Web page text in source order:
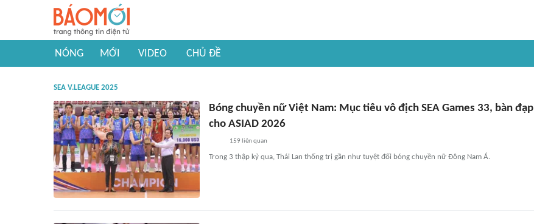
NÓNG MỚI VIDEO CHỦ ĐỀ
SEA V.LEAGUE 2025
Bóng chuyền nữ Việt Nam: Mục tiêu vô địch SEA Games 33, bàn đạp
cho ASIAD 2026
159 liên quan
Trong 3 thập kỷ qua, Thái Lan thống trị gần như tuyệt đối bóng chuyền nữ Đông Nam Á.